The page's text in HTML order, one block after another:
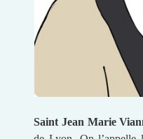
Saint Jean Marie